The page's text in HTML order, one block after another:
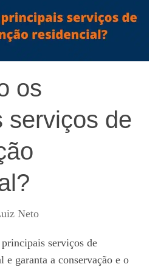
os
serviços de
Neto
serviços de
e garanta a conservação e o